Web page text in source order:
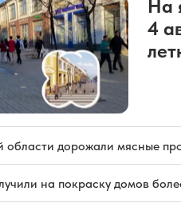
На
4
области дорожали мясные
на покраску домов